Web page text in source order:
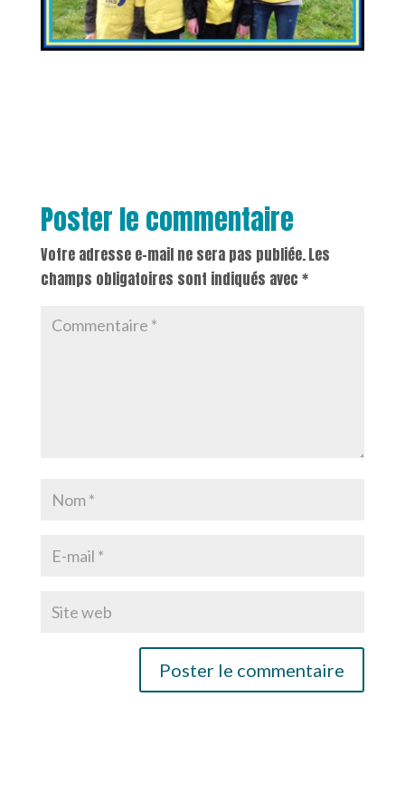
Poster le commentaire
Votre adresse e-mail ne sera pas publiée.Les
champs obligatoires sont indiqués avec *